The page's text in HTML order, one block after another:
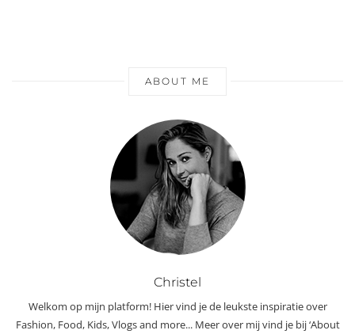
ABOUT ME
Christel
Welkom op mijn platform! Hier vind je de leukste inspiratie over
Fashion, Food, Kids, Vlogs and more... Meer over mij vind je bij ‘About